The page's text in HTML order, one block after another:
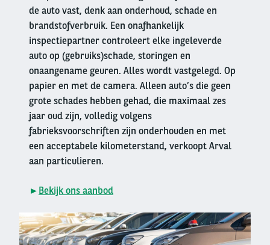
de auto vast, denk aan onderhoud, schade en
brandstofverbruik. Een onafhankelijk
inspectiepartner controleert elke ingeleverde
auto op (gebruiks)schade, storingen en
onaangename geuren. Alles wordt vastgelegd. Op
papier en met de camera. Alleen auto’s die geen
grote schades hebben gehad, die maximaal zes
jaar oud zijn, volledig volgens
fabrieksvoorschriften zijn onderhouden en met
een acceptabele kilometerstand, verkoopt Arval
aan particulieren.
► Bekijk ons aanbod
Right
column